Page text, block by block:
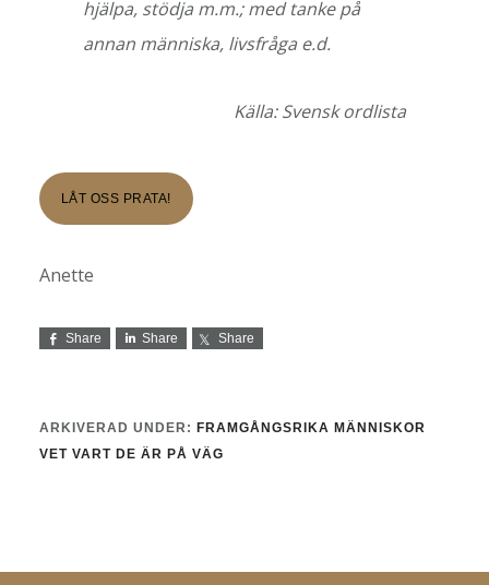
hjälpa, stödja m.m.; med tanke på
annan människa, livs­fråga e.d.
Källa: Svensk ordlista
LÅT OSS PRATA!
Anette
Share Share Share
ARKIVERAD UNDER: FRAMGÅNGSRIKA MÄNNISKOR
VET VART DE ÄR PÅ VÄG